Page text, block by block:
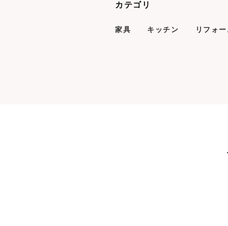
カテゴリ
家具 キッチン リフォ